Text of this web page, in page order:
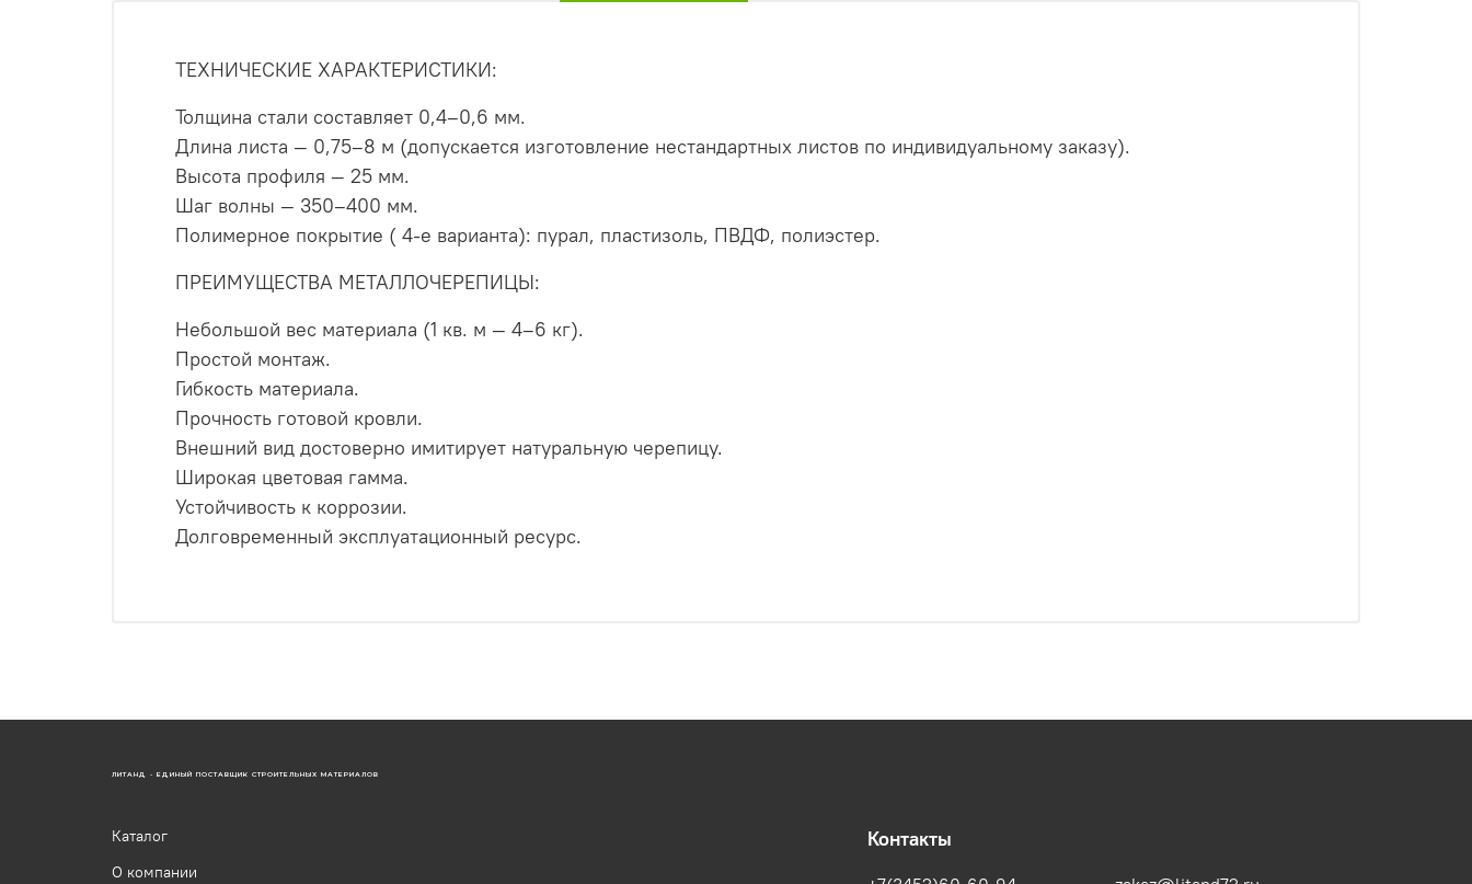
ТЕХНИЧЕСКИЕ ХАРАКТЕРИСТИКИ:
Толщина стали составляет 0,4–0,6 мм.
Длина листа — 0,75–8 м (допускается изготовление нестандартных листов по индивидуальному заказу).
Высота профиля — 25 мм.
Шаг волны — 350–400 мм.
Полимерное покрытие ( 4-е варианта): пурал, пластизоль, ПВДФ, полиэстер.
ПРЕИМУЩЕСТВА МЕТАЛЛОЧЕРЕПИЦЫ:
Небольшой вес материала (1 кв. м — 4–6 кг).
Простой монтаж.
Гибкость материала.
Прочность готовой кровли.
Внешний вид достоверно имитирует натуральную черепицу.
Широкая цветовая гамма.
Устойчивость к коррозии.
Долговременный эксплуатационный ресурс.
ЛИТАНД - ЕДИНЫЙ ПОСТАВЩИК СТРОИТЕЛЬНЫХ МАТЕРИАЛОВ
Каталог
О компании
Контакты